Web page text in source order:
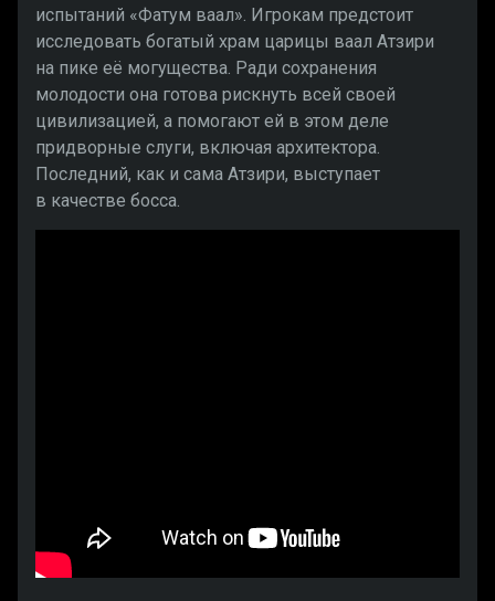
испытаний «Фатум ваал». Игрокам предстоит
исследовать богатый храм царицы ваал Атзири
на пике её могущества. Ради сохранения
молодости она готова рискнуть всей своей
цивилизацией, а помогают ей в этом деле
придворные слуги, включая архитектора.
Последний, как и сама Атзири, выступает
в качестве босса.